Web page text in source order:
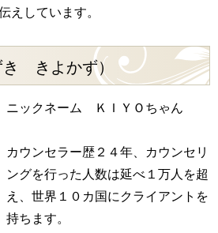
えしています。
きよかず）
ニックネーム ＫＩＹＯちゃん
カウンセラー歴２４年、カウンセリ
ングを行った人数は延べ１万人を超
え、世界１０カ国にクライアントを
持ちます。